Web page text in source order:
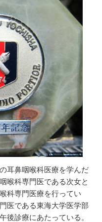
耳鼻咽喉科医療を学んだ
喉科専門医である次女と
科専門医療を行ってい
医である東海大学医学部
後診療にあたっている。